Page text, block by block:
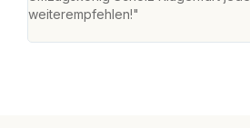
weiterempfehlen!"